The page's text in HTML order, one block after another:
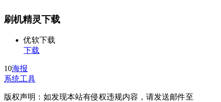
刷机精灵下载
优软下载
下载
10海报
系统工具
版权声明：如发现本站有侵权违规内容，请发送邮件至